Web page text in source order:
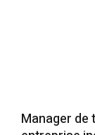
Manager de